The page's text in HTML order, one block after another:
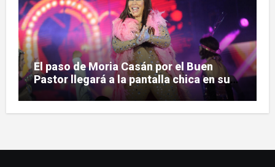
El paso de Moria Casán por el Buen
Pastor llegará a la pantalla chica en su
nueva serie documental